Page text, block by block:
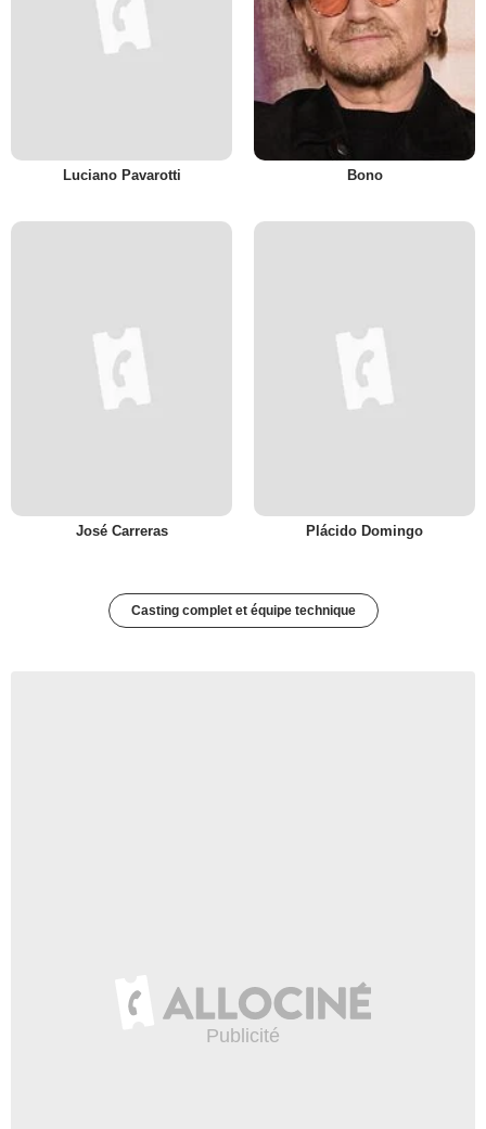
Luciano Pavarotti Bono
José Carreras Plácido Domingo
Casting complet et équipe technique